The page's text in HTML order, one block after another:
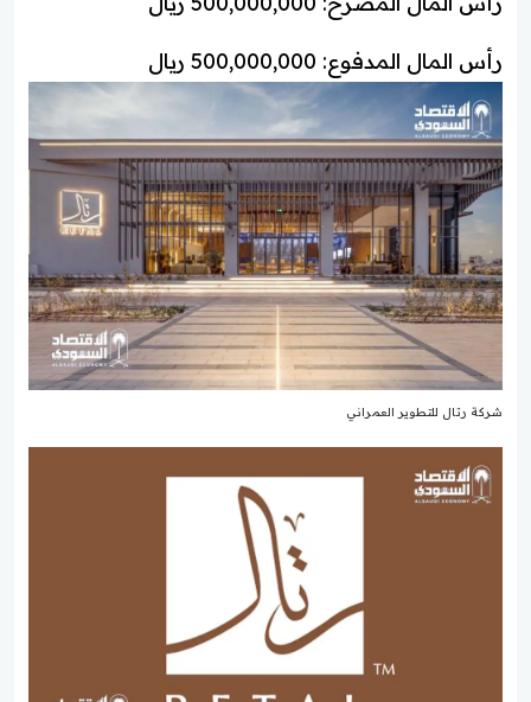
رأس المال المدفوع: 500,000,000 ريال
شركة رتال للتطوير العمراني